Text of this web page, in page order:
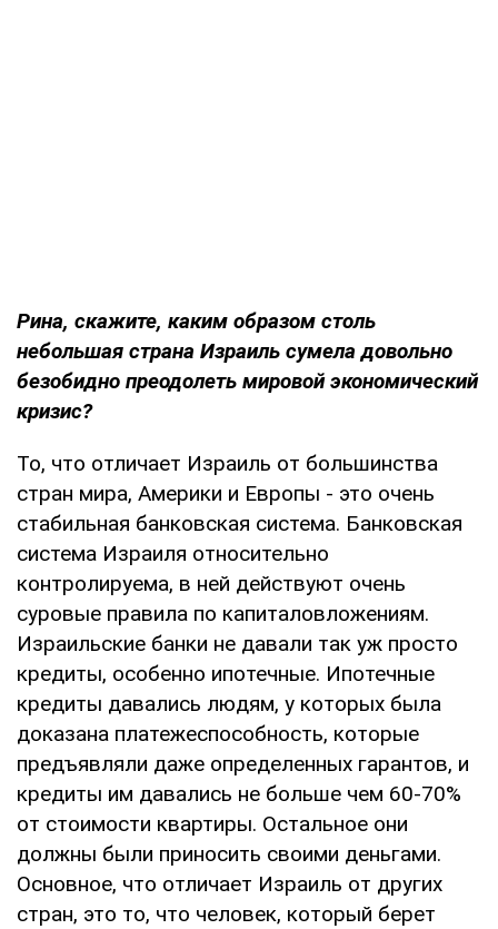
Рина, скажите, каким образом столь
небольшая страна Израиль сумела довольно
безобидно преодолеть мировой экономический
кризис?
То, что отличает Израиль от большинства
стран мира, Америки и Европы - это очень
стабильная банковская система. Банковская
система Израиля относительно
контролируема, в ней действуют очень
суровые правила по капиталовложениям.
Израильские банки не давали так уж просто
кредиты, особенно ипотечные. Ипотечные
кредиты давались людям, у которых была
доказана платежеспособность, которые
предъявляли даже определенных гарантов, и
кредиты им давались не больше чем 60-70%
от стоимости квартиры. Остальное они
должны были приносить своими деньгами.
Основное, что отличает Израиль от других
стран, это то, что человек, который берет